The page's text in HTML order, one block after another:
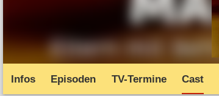
Infos Episoden TV-Termine Cast